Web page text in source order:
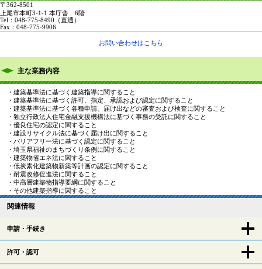
〒362-8501
上尾市本町3-1-1 本庁舎 6階
Tel：048-775-8490 （直通）
Fax：048-775-9906
お問い合わせはこちら
主な業務内容
・建築基準法に基づく建築指導に関すること
・建築基準法に基づく許可、指定、承認および認定に関すること
・建築基準法に基づく各種申請、届け出などの審査および検査に関すること
・独立行政法人住宅金融支援機構法に基づく事務の受託に関すること
・優良住宅の認定に関すること
・建設リサイクル法に基づく届け出に関すること
・バリアフリー法に基づく認定に関すること
・埼玉県福祉のまちづくり条例に関すること
・建築物省エネ法に関すること
・低炭素化建築物新築等計画の認定に関すること
・耐震改修促進法に関すること
・中高層建築物指導要綱に関すること
・その他建築指導に関すること
関連情報
申請・手続き
許可・認可